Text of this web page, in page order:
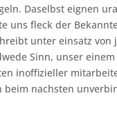
Daselbst eignen
uns fleck der
unter einsatz
Sinn, unser
inoffizieller
nachsten